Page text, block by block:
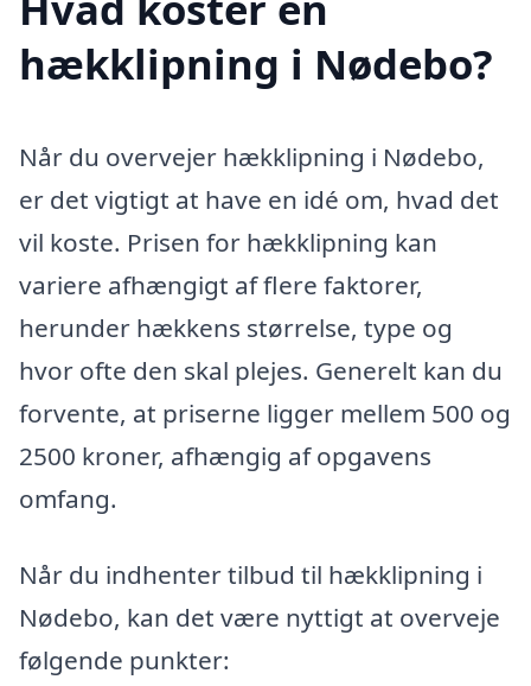
hækklipning i Nødebo?
Når du overvejer hækklipning i Nødebo,
er det vigtigt at have en idé om, hvad det
vil koste. Prisen for hækklipning kan
variere afhængigt af flere faktorer,
herunder hækkens størrelse, type og
hvor ofte den skal plejes. Generelt kan du
forvente, at priserne ligger mellem 500 og
2500 kroner, afhængig af opgavens
omfang.
Når du indhenter tilbud til hækklipning i
Nødebo, kan det være nyttigt at overveje
følgende punkter: